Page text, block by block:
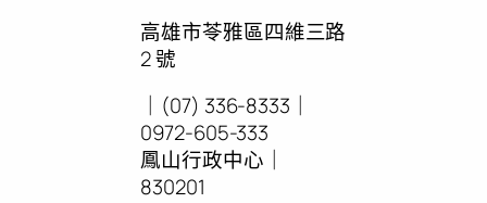
高雄市苓雅區四維三路
2 號
｜(07) 336-8333｜
0972-605-333
鳳山行政中心｜
830201